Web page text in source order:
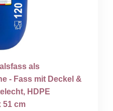
als
- Fass mit Deckel &
HDPE
51 cm